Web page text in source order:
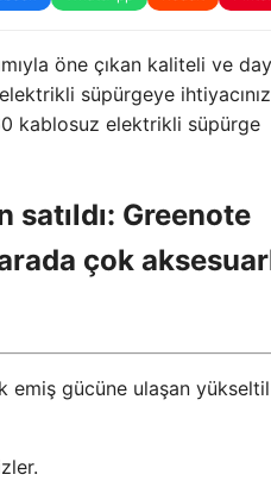
öne çıkan kaliteli ve
süpürgeye
kablosuz elektrikli süpürge
satıldı: Greenote
çok
emiş gücüne ulaşan